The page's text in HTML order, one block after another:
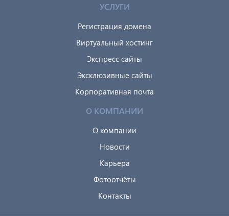
УСЛУГИ
Регистрация домена
Виртуальный хостинг
Экспресс сайты
Эксклюзивные сайты
Корпоративная почта
О КОМПАНИИ
О компании
Новости
Карьера
Фотоотчёты
Контакты